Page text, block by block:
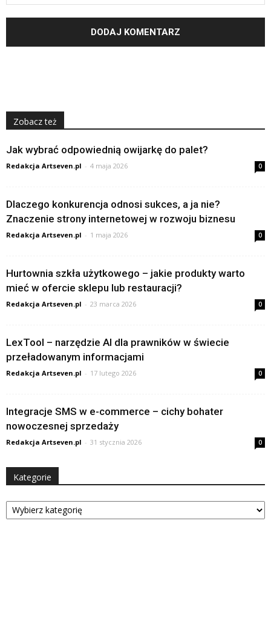
Zobacz też
Jak wybrać odpowiednią owijarkę do palet?
Redakcja Artseven.pl - 4 maja 2026 0
Dlaczego konkurencja odnosi sukces, a ja nie?
Znaczenie strony internetowej w rozwoju biznesu
Redakcja Artseven.pl - 1 maja 2026 0
Hurtownia szkła użytkowego – jakie produkty warto
mieć w ofercie sklepu lub restauracji?
Redakcja Artseven.pl - 23 marca 2026 0
LexTool – narzędzie AI dla prawników w świecie
przeładowanym informacjami
Redakcja Artseven.pl - 17 lutego 2026 0
Integracje SMS w e-commerce – cichy bohater
nowoczesnej sprzedaży
Redakcja Artseven.pl - 31 stycznia 2026 0
Kategorie
Kategorie